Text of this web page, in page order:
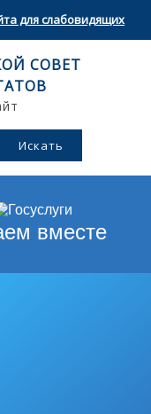
для слабовидящих
СОВЕТ
вместе